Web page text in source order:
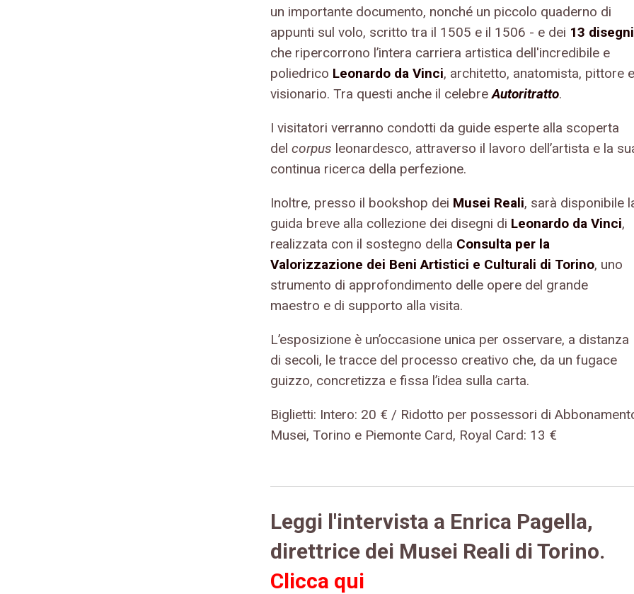
un importante documento, nonché un piccolo quaderno di
appunti sul volo, scritto tra il 1505 e il 1506 - e dei 13 disegni
che ripercorrono l’intera carriera artistica dell'incredibile e
poliedrico Leonardo da Vinci, architetto, anatomista, pittore e
visionario. Tra questi anche il celebreAutoritratto.
I visitatori verranno condotti da guide esperte alla scoperta
del corpus leonardesco, attraverso il lavoro dell’artista e la
continua ricerca della perfezione.
Inoltre, presso il bookshop dei Musei Reali, sarà disponibile
guida breve alla collezione dei disegni di Leonardo da Vinci,
realizzata con il sostegno della Consulta per la
Valorizzazione dei Beni Artistici e Culturali di Torino, uno
strumento di approfondimento delle opere del grande
maestro e di supporto alla visita.
L’esposizione è un’occasione unica per osservare, a distanza
di secoli, le tracce del processo creativo che, da un fugace
guizzo, concretizza e fissa l’idea sulla carta.
Biglietti: Intero: 20 € / Ridotto per possessori di
Musei, Torino e Piemonte Card, Royal Card: 13 €
Leggi l'intervista a Enrica Pagella,
direttrice dei Musei Reali di Torino.
Clicca qui